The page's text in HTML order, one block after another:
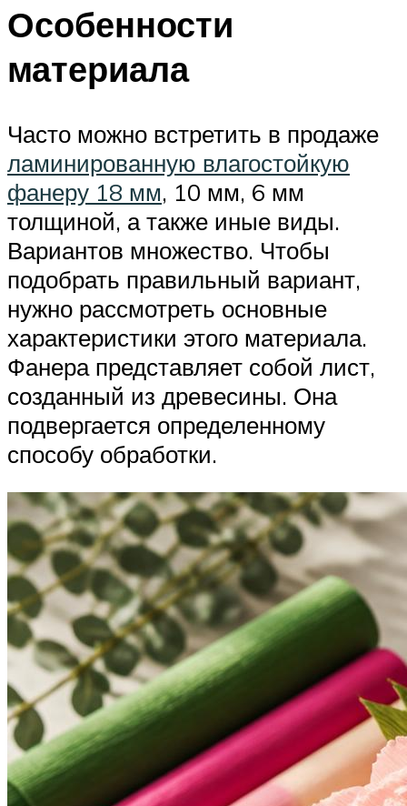
Особенности
материала
Часто можно встретить в продаже
ламинированную влагостойкую
фанеру 18 мм, 10 мм, 6 мм
толщиной, а также иные виды.
Вариантов множество. Чтобы
подобрать правильный вариант,
нужно рассмотреть основные
характеристики этого материала.
Фанера представляет собой лист,
созданный из древесины. Она
подвергается определенному
способу обработки.